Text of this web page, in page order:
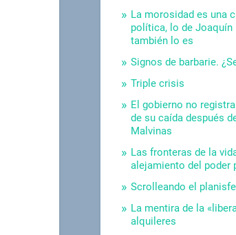
La morosidad es una
política, lo de Joaquín
también lo es
Signos de barbarie.
Triple crisis
El gobierno no
de su caída después
Malvinas
Las fronteras de la
alejamiento del poder
Scrolleando el
La mentira de la
alquileres